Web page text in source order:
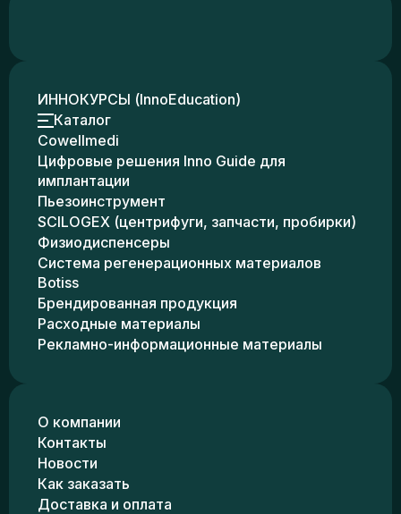
ИННОКУРСЫ (InnoEducation)
Каталог
Cowellmedi
Цифровые решения Inno Guide для
имплантации
Пьезоинструмент
SCILOGEX (центрифуги, запчасти, пробирки)
Физиодиспенсеры
Система регенерационных материалов
Botiss
Брендированная продукция
Расходные материалы
Рекламно-информационные материалы
О компании
Контакты
Новости
Как заказать
Доставка и оплата